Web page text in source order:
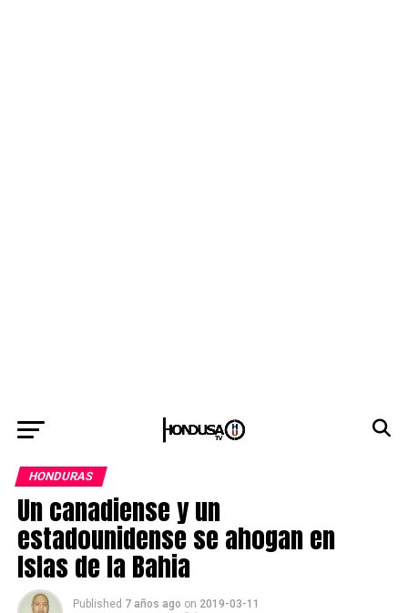
HONDURAS
Un canadiense y un
estadounidense se ahogan en
Islas de la Bahia
Published 7 años ago on 2019-03-11